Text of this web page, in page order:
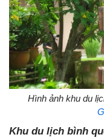
Hình ảnh khu du
Khu du lịch bình